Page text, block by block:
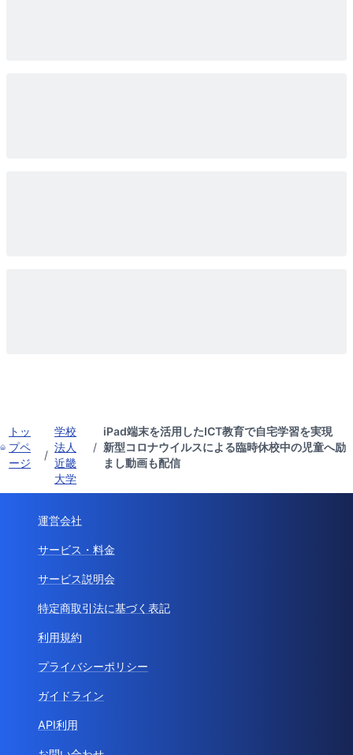
トッ
プペ
ージ
/
学校
法人
近畿
大学
/
iPad端末を活用したICT教育で自宅学習を実現
新型コロナウイルスによる臨時休校中の児童へ励
まし動画も配信
運営会社
サービス・料金
サービス説明会
特定商取引法に基づく表記
利用規約
プライバシーポリシー
ガイドライン
API利用